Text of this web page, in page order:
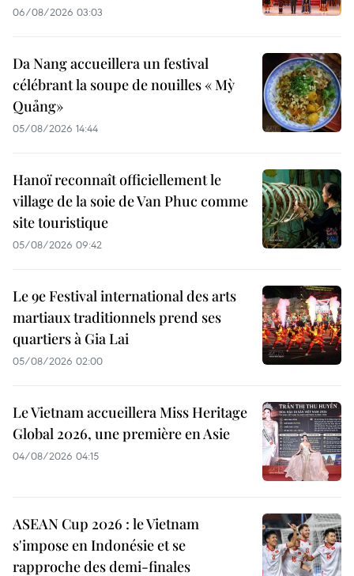
06/08/2026 03:03
Da Nang accueillera un festival
célébrant la soupe de nouilles « Mỳ
Quảng»
05/08/2026 14:44
Hanoï reconnaît officiellement le
village de la soie de Van Phuc comme
site touristique
05/08/2026 09:42
Le 9e Festival international des arts
martiaux traditionnels prend ses
quartiers à Gia Lai
05/08/2026 02:00
Le Vietnam accueillera Miss Heritage
Global 2026, une première en Asie
04/08/2026 04:15
ASEAN Cup 2026 : le Vietnam
s'impose en Indonésie et se
rapproche des demi-finales